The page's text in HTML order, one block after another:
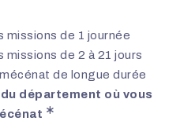
missions de 1 journée
de 2 à 21 jours
de longue durée
département où vous